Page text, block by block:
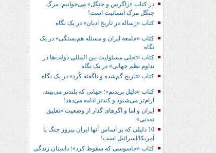
در کتاب «زاگرس و جنگل» می‌خوانیم: مرگ
جنگل مرگ انسانیت است!
کتاب «رساله در تاریخ ادیان» در یک نگاه
کتاب «جامعه ایران و مسئله هم‌بستگی» در یک
نگاه
کتاب «تجلی مسئولیت بین المللی دولت‌ها در
تداوم نظم جهانی» در یک نگاه
کتاب «تاریخ گم‌شده و ناگفته کُرد» در یک نگاه
کتاب «دلیل پریدنم»؛ جهانی که بلندتر می‌بیند،
آرام‌تر می‌شنود و کندتر ادامه می‌دهد!
ایران و اما و اگرهای گذار از وضعیت «تعلیق
تمدنی»
10 دلیلی که بر اساس آنها ایران پیروز جنگ با
آمریکا/اسرائیل است!
کتاب «جاسوسی که سقوط کرد»؛ داستان زندگی